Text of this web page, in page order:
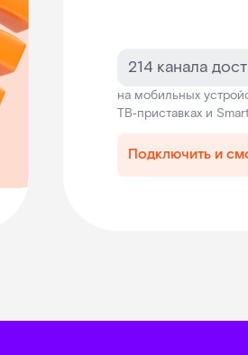
214 канала
на мобильных
ТВ‑приставках и
Подключить и